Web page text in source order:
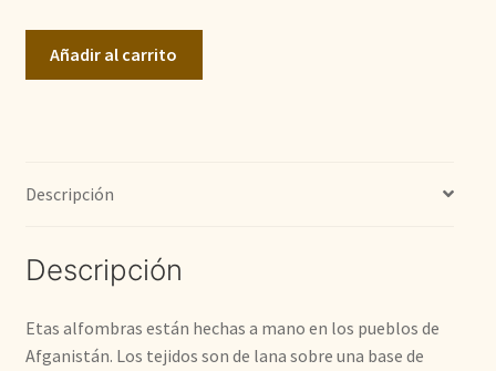
Añadir al carrito
Descripción
Descripción
Etas alfombras están hechas a mano en los pueblos de
Afganistán. Los tejidos son de lana sobre una base de